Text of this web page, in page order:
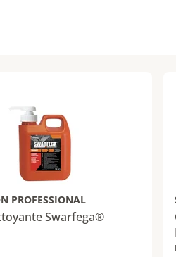
PROFESSIONAL
Swarfega®